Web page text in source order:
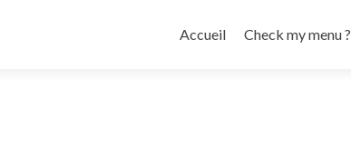
au
Accueil Check my menu ?